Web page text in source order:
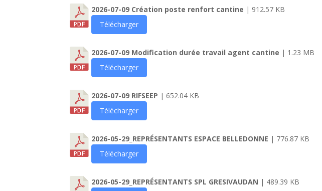
2026-07-09 Création poste renfort cantine | 912.57 KB
Télécharger
2026-07-09 Modification durée travail agent cantine | 1.23 MB
Télécharger
2026-07-09 RIFSEEP | 652.04 KB
Télécharger
2026-05-29_REPRÉSENTANTS ESPACE BELLEDONNE | 776.87 KB
Télécharger
2026-05-29_REPRÉSENTANTS SPL GRESIVAUDAN | 489.39 KB